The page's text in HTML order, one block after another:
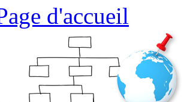
d'accueil